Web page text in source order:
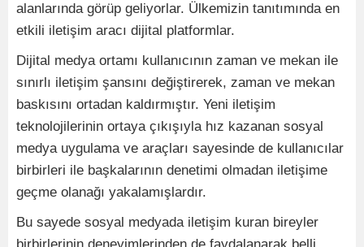
alanlarında görüp geliyorlar. Ülkemizin tanıtımında en
etkili iletişim aracı dijital platformlar.
Dijital medya ortamı kullanıcının zaman ve mekan ile
sınırlı iletişim şansını değiştirerek, zaman ve mekan
baskısını ortadan kaldırmıştır. Yeni iletişim
teknolojilerinin ortaya çıkışıyla hız kazanan sosyal
medya uygulama ve araçları sayesinde de kullanıcılar
birbirleri ile başkalarının denetimi olmadan iletişime
geçme olanağı yakalamışlardır.
Bu sayede sosyal medyada iletişim kuran bireyler